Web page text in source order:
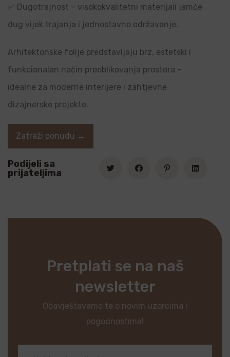
✅ Dugotrajnost – visokokvalitetni materijali jamče
dug vijek trajanja i jednostavno održavanje.
Arhitektonske folije predstavljaju brz, estetski i
funkcionalan način preoblikovanja prostora –
idealne za moderne interijere i zahtjevne
dizajnerske projekte.
Podijeli sa
prijateljima
Zatraži ponudu →
Pretplati se na naš
newsletter
Obavještavamo te o novim uzorcima i
pogodnostima!